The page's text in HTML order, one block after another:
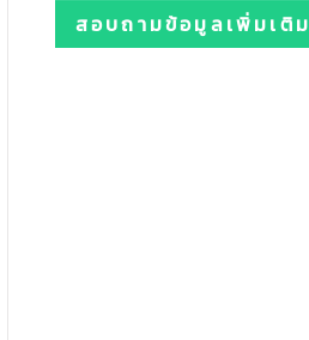
สอบถามข้อมูลเพิ่มเติม